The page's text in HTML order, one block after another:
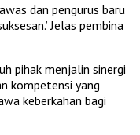
dan pengurus baru
Jelas pembina
pihak menjalin sinergi
kompetensi yang
keberkahan bagi